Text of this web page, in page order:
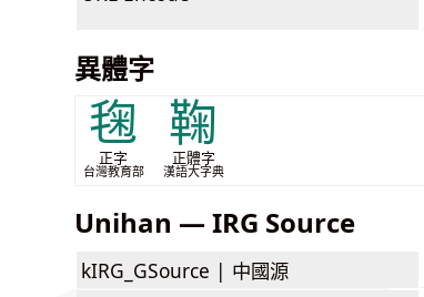
異體字
毱
正字
台灣教育部
鞠
正體字
漢語大字典
Unihan — IRG Source
kIRG_GSource | 中國源